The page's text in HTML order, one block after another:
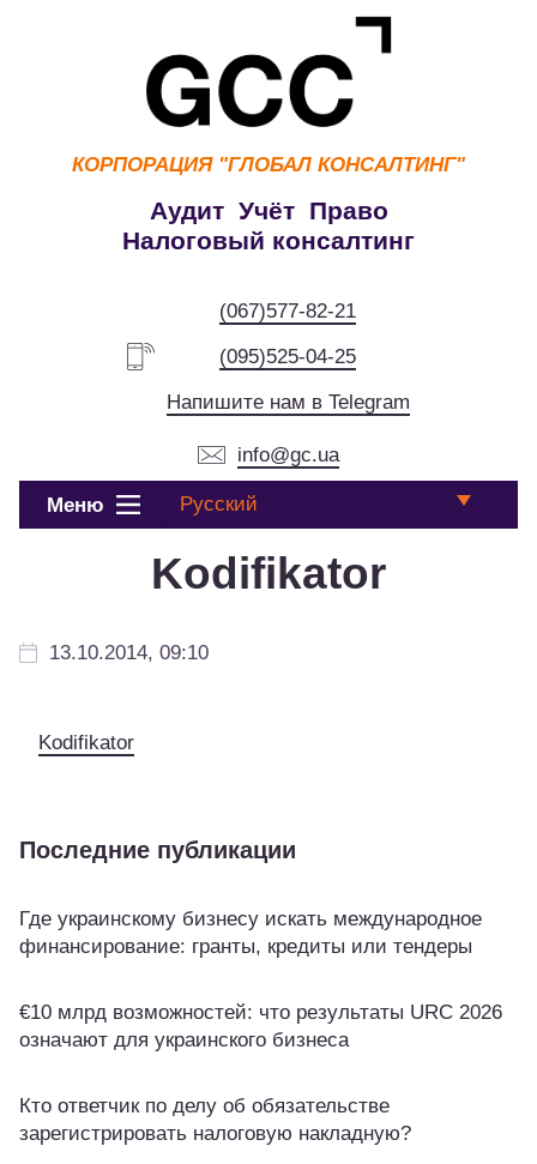
КОРПОРАЦИЯ "ГЛОБАЛ КОНСАЛТИНГ"
Аудит Учёт Право
Налоговый консалтинг
(067)577-82-21
(095)525-04-25
Напишите нам в Telegram
info@gc.ua
Меню Русский
Kodifikator
13.10.2014, 09:10
Kodifikator
Последние публикации
Где украинскому бизнесу искать международное
финансирование: гранты, кредиты или тендеры
€10 млрд возможностей: что результаты URC 2026
означают для украинского бизнеса
Кто ответчик по делу об обязательстве
зарегистрировать налоговую накладную?